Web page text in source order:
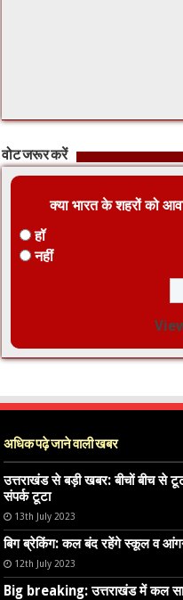
वोट जरूर करें
क्या भारत के शहरों को
हॉ
नहीं
अधिक पढ़े जाने वाली खबर
उत्तराखंड से बड़ी खबर: बीचों बीच से
संपर्क टूटा
13th July 2023
बिग ब्रेकिंग: कल बंद रहेंगे स्कूल व
12th July 2023
Big breaking: उत्तराखंड में कल